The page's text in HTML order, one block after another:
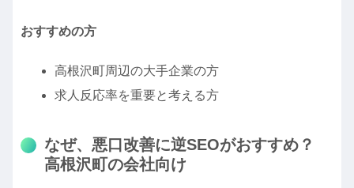
おすすめの方
高根沢町周辺の大手企業の方
求人反応率を重要と考える方
なぜ、悪口改善に逆SEOがおすすめ？
高根沢町の会社向け